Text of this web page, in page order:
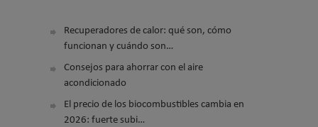
Recuperadores de calor: qué son, cómo
funcionan y cuándo son…
Consejos para ahorrar con el aire
acondicionado
El precio de los biocombustibles cambia en
2026: fuerte subi…